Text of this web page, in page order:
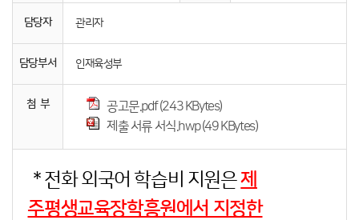
담당자 관리자
담당부서 인재육성부
첨 부
공고문.pdf (243 KBytes)
제출 서류 서식.hwp (49 KBytes)
* 전화 외국어 학습비 지원은제
주평생교육장학흥원에서 지정한